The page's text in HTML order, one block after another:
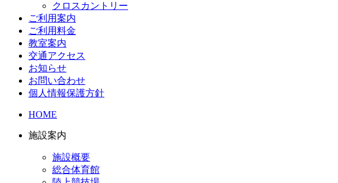
クロスカントリー
ご利用案内
ご利用料金
教室案内
交通アクセス
お知らせ
お問い合わせ
個人情報保護方針
HOME
施設案内
施設概要
総合体育館